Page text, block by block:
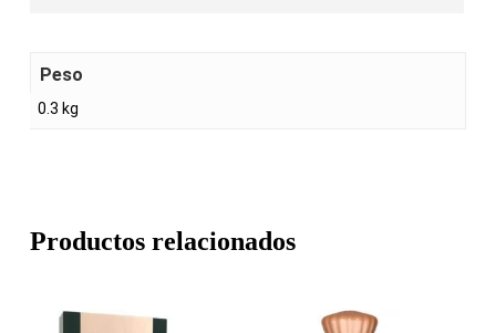
Peso
0.3 kg
Productos relacionados